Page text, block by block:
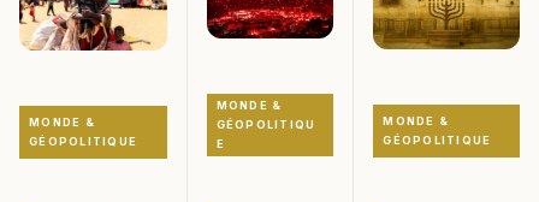
MONDE &
GÉOPOLITIQUE
MONDE &
GÉOPOLITIQU
E
MONDE &
GÉOPOLITIQUE